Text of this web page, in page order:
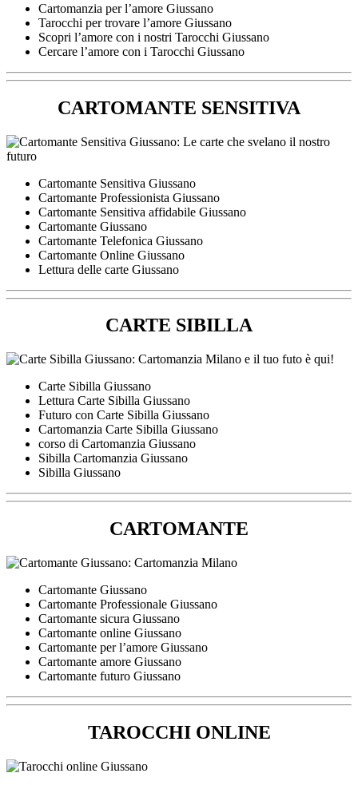
Cartomanzia per l’amore Giussano
Tarocchi per trovare l’amore Giussano
Scopri l’amore con i nostri Tarocchi Giussano
Cercare l’amore con i Tarocchi Giussano
CARTOMANTE SENSITIVA
Cartomante Sensitiva Giussano
Cartomante Professionista Giussano
Cartomante Sensitiva affidabile Giussano
Cartomante Giussano
Cartomante Telefonica Giussano
Cartomante Online Giussano
Lettura delle carte Giussano
CARTE SIBILLA
Carte Sibilla Giussano
Lettura Carte Sibilla Giussano
Futuro con Carte Sibilla Giussano
Cartomanzia Carte Sibilla Giussano
corso di Cartomanzia Giussano
Sibilla Cartomanzia Giussano
Sibilla Giussano
CARTOMANTE
Cartomante Giussano
Cartomante Professionale Giussano
Cartomante sicura Giussano
Cartomante online Giussano
Cartomante per l’amore Giussano
Cartomante amore Giussano
Cartomante futuro Giussano
TAROCCHI ONLINE